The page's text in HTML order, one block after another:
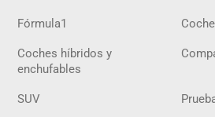
Fórmula1
Coches híbridos y
enchufables
SUV